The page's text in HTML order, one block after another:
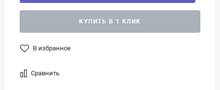
КУПИТЬ В 1 КЛИК
В избранное
Сравнить